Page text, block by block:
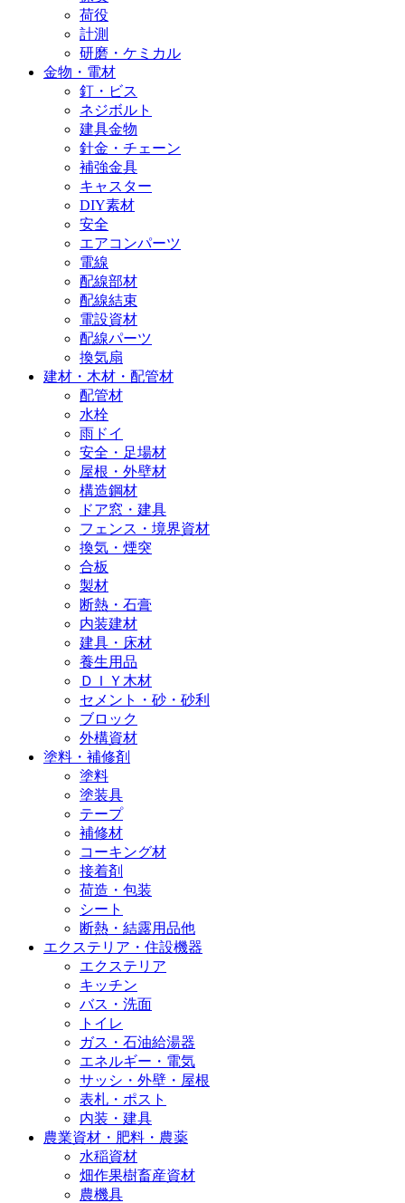
荷役
計測
研磨・ケミカル
金物・電材
釘・ビス
ネジボルト
建具金物
針金・チェーン
補強金具
キャスター
DIY素材
安全
エアコンパーツ
電線
配線部材
配線結束
電設資材
配線パーツ
換気扇
建材・木材・配管材
配管材
水栓
雨ドイ
安全・足場材
屋根・外壁材
構造鋼材
ドア窓・建具
フェンス・境界資材
換気・煙突
合板
製材
断熱・石膏
内装建材
建具・床材
養生用品
ＤＩＹ木材
セメント・砂・砂利
ブロック
外構資材
塗料・補修剤
塗料
塗装具
テープ
補修材
コーキング材
接着剤
荷造・包装
シート
断熱・結露用品他
エクステリア・住設機器
エクステリア
キッチン
バス・洗面
トイレ
ガス・石油給湯器
エネルギー・電気
サッシ・外壁・屋根
表札・ポスト
内装・建具
農業資材・肥料・農薬
水稲資材
畑作果樹畜産資材
農機具